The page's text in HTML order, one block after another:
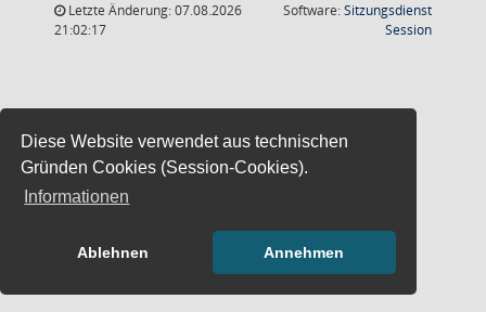
Diese Website verwendet aus technischen
Gründen Cookies (Session-Cookies).
Informationen
Ablehnen Annehmen
Letzte Änderung: 07.08.2026
21:02:17
Software:Sitzungsdienst
Session(Wird in